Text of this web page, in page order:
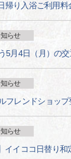
帰り入浴ご利用料
らせ
5月4日（月）の
らせ
フレンドショッ
らせ
イイココ日替り